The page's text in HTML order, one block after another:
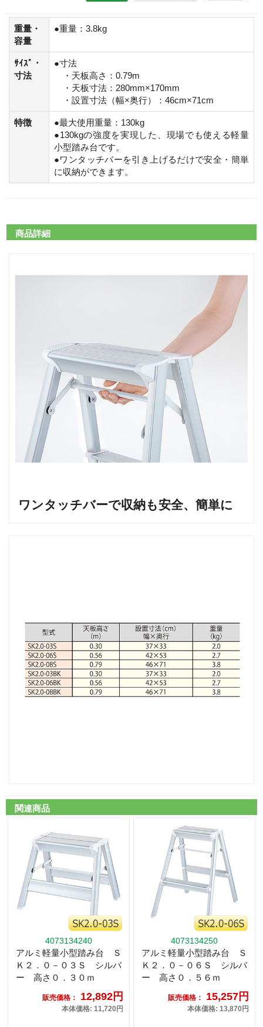
重量・
容量
●重量：3.8kg
ｻｲｽﾞ・
寸法
●寸法
・天板高さ：0.79m
・天板寸法：280mm×170mm
・設置寸法（幅×奥行）：46cm×71cm
特徴
●最大使用重量：130kg
●130kgの強度を実現した、現場でも使える軽量
小型踏み台です。
●ワンタッチバーを引き上げるだけで安全・簡単
に収納ができます。
商品詳細
ワンタッチバーで収納も安全、簡単に
関連商品
4073134240
アルミ軽量小型踏み台 Ｓ
Ｋ２．０－０３Ｓ シルバ
ー 高さ０．３０ｍ
販売価格： 12,892円
本体価格: 11,720円
4073134250
アルミ軽量小型踏み台 Ｓ
Ｋ２．０－０６Ｓ シルバ
ー 高さ０．５６ｍ
販売価格： 15,257円
本体価格: 13,870円